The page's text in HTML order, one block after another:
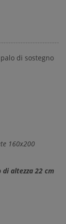
di sostegno
160x200
altezza 22 cm